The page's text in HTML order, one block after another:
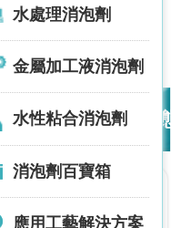
水處理消泡劑
金屬加工液消泡劑
水性粘合消泡劑
消泡劑百寶箱
應用工藝解決方案
· 解決方案
你解決泡沫問(wèn)題
加工液消泡劑案例
術(shù)動(dòng)